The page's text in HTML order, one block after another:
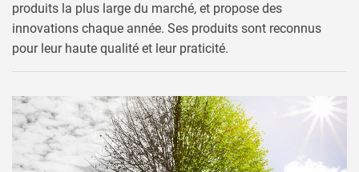
produits la plus large du marché, et propose des
innovations chaque année. Ses produits sont reconnus
pour leur haute qualité et leur praticité.